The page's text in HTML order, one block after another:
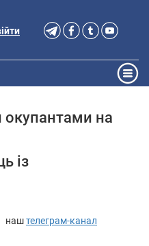
окупантами на
із
наштелеграм-канал